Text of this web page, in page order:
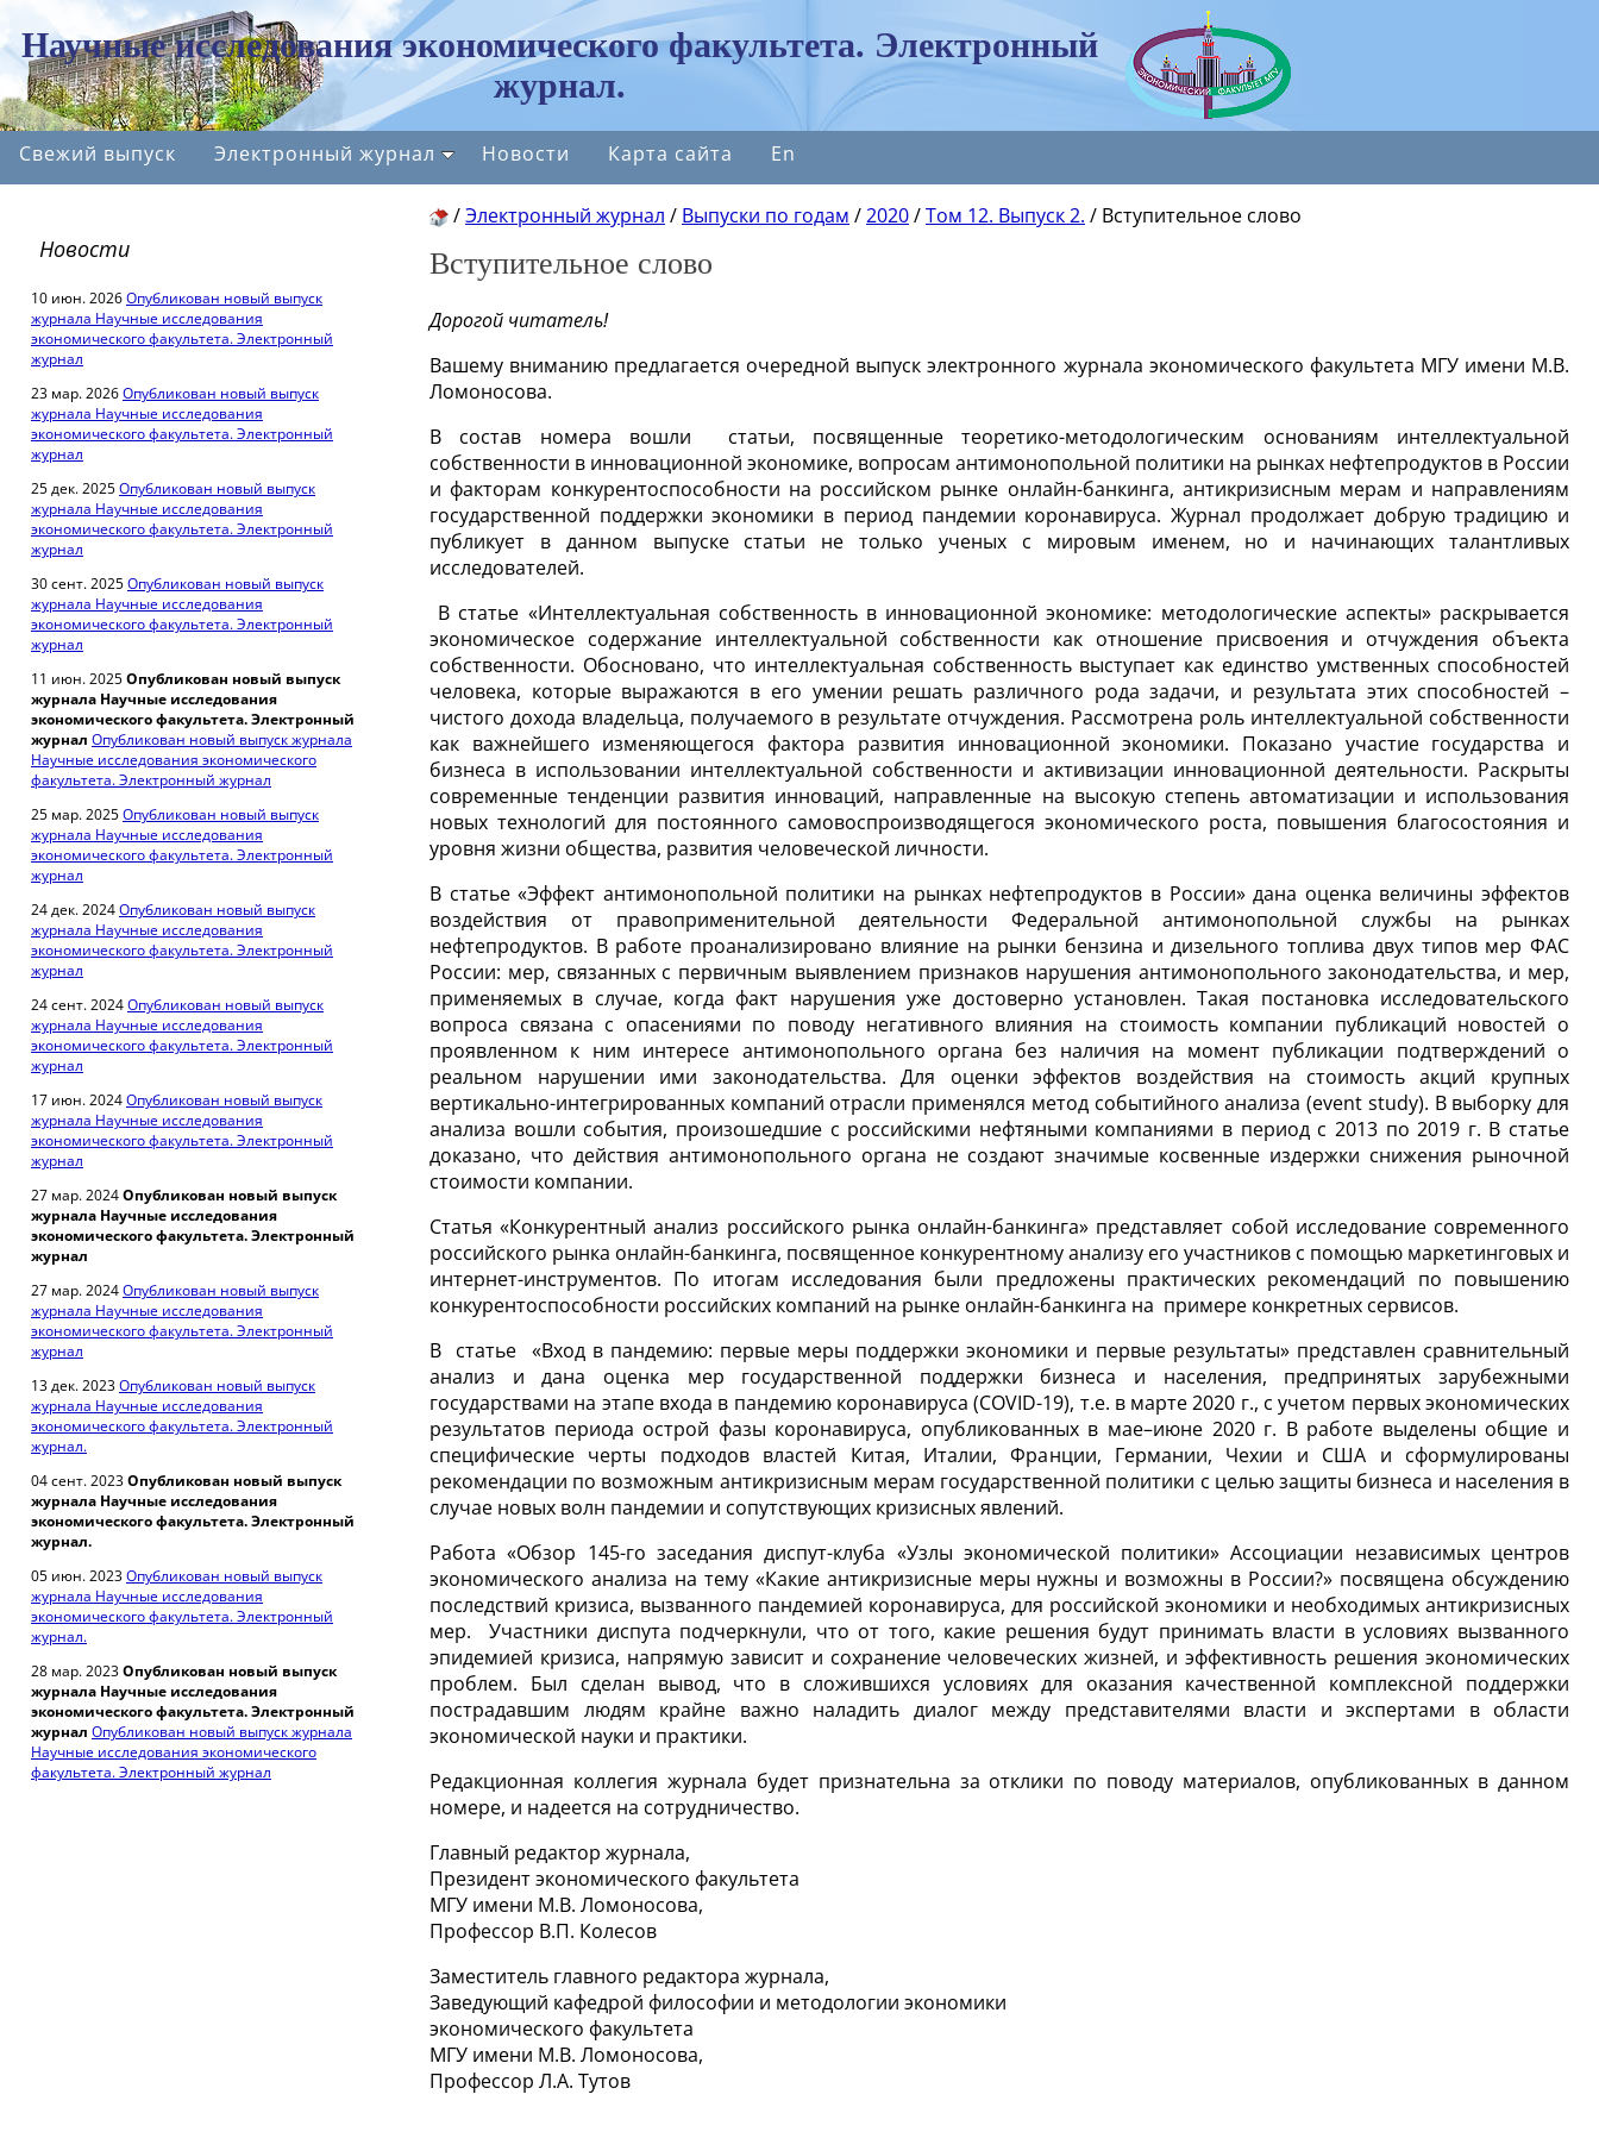
Научные исследования экономического факультета. Электронный
журнал.
Свежий выпуск Электронный журнал Новости Карта сайта En
Новости
10 июн. 2026Опубликован новый выпуск
журнала Научные исследования
экономического факультета. Электронный
журнал
23 мар. 2026Опубликован новый выпуск
журнала Научные исследования
экономического факультета. Электронный
журнал
25 дек. 2025Опубликован новый выпуск
журнала Научные исследования
экономического факультета. Электронный
журнал
30 сент. 2025Опубликован новый выпуск
журнала Научные исследования
экономического факультета. Электронный
журнал
11 июн. 2025Опубликован новый выпуск
журнала Научные исследования
экономического факультета. Электронный
журнал Опубликован новый выпуск журнала
Научные исследования экономического
факультета. Электронный журнал
25 мар. 2025Опубликован новый выпуск
журнала Научные исследования
экономического факультета. Электронный
журнал
24 дек. 2024Опубликован новый выпуск
журнала Научные исследования
экономического факультета. Электронный
журнал
24 сент. 2024Опубликован новый выпуск
журнала Научные исследования
экономического факультета. Электронный
журнал
17 июн. 2024Опубликован новый выпуск
журнала Научные исследования
экономического факультета. Электронный
журнал
27 мар. 2024Опубликован новый выпуск
журнала Научные исследования
экономического факультета. Электронный
журнал
27 мар. 2024Опубликован новый выпуск
журнала Научные исследования
экономического факультета. Электронный
журнал
13 дек. 2023Опубликован новый выпуск
журнала Научные исследования
экономического факультета. Электронный
журнал.
04 сент. 2023Опубликован новый выпуск
журнала Научные исследования
экономического факультета. Электронный
журнал.
05 июн. 2023Опубликован новый выпуск
журнала Научные исследования
экономического факультета. Электронный
журнал.
28 мар. 2023Опубликован новый выпуск
журнала Научные исследования
экономического факультета. Электронный
журнал Опубликован новый выпуск журнала
Научные исследования экономического
факультета. Электронный журнал
/Электронный журнал / Выпуски по годам /2020/Том 12. Выпуск 2. / Вступительное слово
Вступительное слово
Дорогой читатель!
Вашему вниманию предлагается очередной выпуск электронного журнала экономического факультета МГУ имени М.В.
Ломоносова.
В состав номера вошли статьи, посвященные теоретико-методологическим основаниям интеллектуальной
собственности в инновационной экономике, вопросам антимонопольной политики на рынках нефтепродуктов в России
и факторам конкурентоспособности на российском рынке онлайн-банкинга, антикризисным мерам и направлениям
государственной поддержки экономики в период пандемии коронавируса. Журнал продолжает добрую традицию и
публикует в данном выпуске статьи не только ученых с мировым именем, но и начинающих талантливых
исследователей.
В статье «Интеллектуальная собственность в инновационной экономике: методологические аспекты» раскрывается
экономическое содержание интеллектуальной собственности как отношение присвоения и отчуждения объекта
собственности. Обосновано, что интеллектуальная собственность выступает как единство умственных способностей
человека, которые выражаются в его умении решать различного рода задачи, и результата этих способностей –
чистого дохода владельца, получаемого в результате отчуждения. Рассмотрена роль интеллектуальной собственности
как важнейшего изменяющегося фактора развития инновационной экономики. Показано участие государства и
бизнеса в использовании интеллектуальной собственности и активизации инновационной деятельности. Раскрыты
современные тенденции развития инноваций, направленные на высокую степень автоматизации и использования
новых технологий для постоянного самовоспроизводящегося экономического роста, повышения благосостояния и
уровня жизни общества, развития человеческой личности.
В статье «Эффект антимонопольной политики на рынках нефтепродуктов в России» дана оценка величины эффектов
воздействия от правоприменительной деятельности Федеральной антимонопольной службы на рынках
нефтепродуктов. В работе проанализировано влияние на рынки бензина и дизельного топлива двух типов мер ФАС
России: мер, связанных с первичным выявлением признаков нарушения антимонопольного законодательства, и мер,
применяемых в случае, когда факт нарушения уже достоверно установлен. Такая постановка исследовательского
вопроса связана с опасениями по поводу негативного влияния на стоимость компании публикаций новостей о
проявленном к ним интересе антимонопольного органа без наличия на момент публикации подтверждений о
реальном нарушении ими законодательства. Для оценки эффектов воздействия на стоимость акций крупных
вертикально-интегрированных компаний отрасли применялся метод событийного анализа (event study). В выборку для
анализа вошли события, произошедшие с российскими нефтяными компаниями в период с 2013 по 2019 г. В статье
доказано, что действия антимонопольного органа не создают значимые косвенные издержки снижения рыночной
стоимости компании.
Статья «Конкурентный анализ российского рынка онлайн-банкинга» представляет собой исследование современного
российского рынка онлайн-банкинга, посвященное конкурентному анализу его участников с помощью маркетинговых и
интернет-инструментов. По итогам исследования были предложены практических рекомендаций по повышению
конкурентоспособности российских компаний на рынке онлайн-банкинга на примере конкретных сервисов.
В статье «Вход в пандемию: первые меры поддержки экономики и первые результаты» представлен сравнительный
анализ и дана оценка мер государственной поддержки бизнеса и населения, предпринятых зарубежными
государствами на этапе входа в пандемию коронавируса (COVID-19), т.е. в марте 2020 г., с учетом первых экономических
результатов периода острой фазы коронавируса, опубликованных в мае–июне 2020 г. В работе выделены общие и
специфические черты подходов властей Китая, Италии, Франции, Германии, Чехии и США и сформулированы
рекомендации по возможным антикризисным мерам государственной политики с целью защиты бизнеса и населения в
случае новых волн пандемии и сопутствующих кризисных явлений.
Работа «Обзор 145-го заседания диспут-клуба «Узлы экономической политики» Ассоциации независимых центров
экономического анализа на тему «Какие антикризисные меры нужны и возможны в России?» посвящена обсуждению
последствий кризиса, вызванного пандемией коронавируса, для российской экономики и необходимых антикризисных
мер. Участники диспута подчеркнули, что от того, какие решения будут принимать власти в условиях вызванного
эпидемией кризиса, напрямую зависит и сохранение человеческих жизней, и эффективность решения экономических
проблем. Был сделан вывод, что в сложившихся условиях для оказания качественной комплексной поддержки
пострадавшим людям крайне важно наладить диалог между представителями власти и экспертами в области
экономической науки и практики.
Редакционная коллегия журнала будет признательна за отклики по поводу материалов, опубликованных в данном
номере, и надеется на сотрудничество.
Главный редактор журнала,
Президент экономического факультета
МГУ имени М.В. Ломоносова,
Профессор В.П. Колесов
Заместитель главного редактора журнала,
Заведующий кафедрой философии и методологии экономики
экономического факультета
МГУ имени М.В. Ломоносова,
Профессор Л.А. Тутов